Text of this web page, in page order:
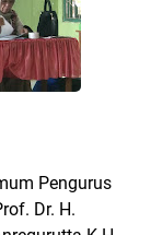
Pengurus
Dr. H.